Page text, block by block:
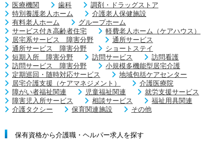
医療機関 歯科
調剤・ドラッグストア
特別養護老人ホーム
介護老人保健施設
有料老人ホーム
グループホーム
サービス付き高齢者住宅
軽費老人ホーム（ケアハウス）
居宅系サービス 障害分野
通所サービス
通所サービス 障害分野
ショートステイ
短期入所 障害分野
訪問サービス
訪問看護
訪問サービス 障害分野
小規模多機能型居宅介護
定期巡回・随時対応サービス
地域包括ケアセンター
居宅介護支援（ケアマネジメント）
介護医療院
障がい者福祉関連
児童福祉関連
就労支援サービス
障害児入所サービス
相談サービス
福祉用具関連
介護タクシー
保育関連施設 その他
保有資格から介護職・ヘルパー求人を探す